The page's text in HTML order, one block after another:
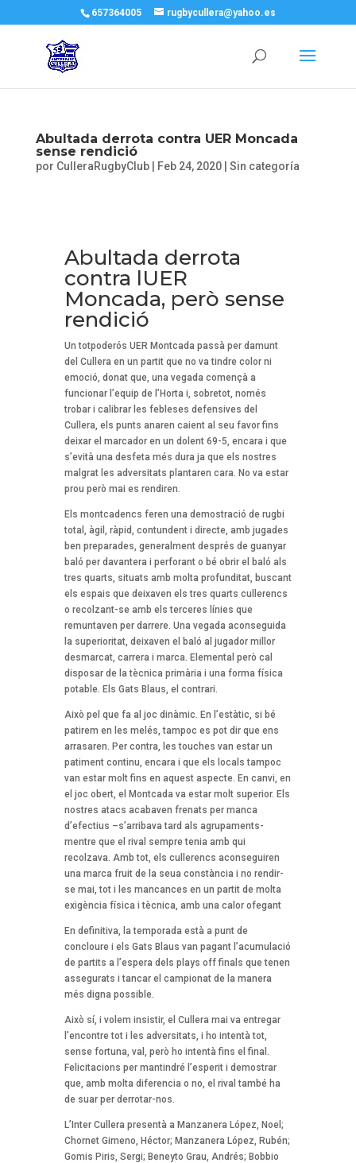
657364005 rugbycullera@yahoo.es
Abultada derrota contra UER Moncada
sense rendició
por CulleraRugbyClub| Feb 24, 2020| Sin categoría
Abultada derrota
contra lUER
Moncada, però sense
rendició
Un totpoderós UER Montcada passà per damunt
del Cullera en un partit que no va tindre color ni
emoció, donat que, una vegada començà a
funcionar l’equip de l’Horta i, sobretot, només
trobar i calibrar les febleses defensives del
Cullera, els punts anaren caient al seu favor fins
deixar el marcador en un dolent 69-5, encara i que
s’evità una desfeta més dura ja que els nostres
malgrat les adversitats plantaren cara. No va estar
prou però mai es rendiren.
Els montcadencs feren una demostració de rugbi
total, àgil, ràpid, contundent i directe, amb jugades
ben preparades, generalment després de guanyar
baló per davantera i perforant o bé obrir el baló als
tres quarts, situats amb molta profunditat, buscant
els espais que deixaven els tres quarts cullerencs
o recolzant-se amb els terceres línies que
remuntaven per darrere. Una vegada aconseguida
la superioritat, deixaven el baló al jugador millor
desmarcat, carrera i marca. Elemental però cal
disposar de la tècnica primària i una forma física
potable. Els Gats Blaus, el contrari.
Això pel que fa al joc dinàmic. En l’estàtic, si bé
patirem en les melés, tampoc es pot dir que ens
arrasaren. Per contra, les touches van estar un
patiment continu, encara i que els locals tampoc
van estar molt fins en aquest aspecte. En canvi, en
el joc obert, el Montcada va estar molt superior. Els
nostres atacs acabaven frenats per manca
d’efectius –s’arribava tard als agrupaments-
mentre que el rival sempre tenia amb qui
recolzava. Amb tot, els cullerencs aconseguiren
una marca fruit de la seua constància i no rendir-
se mai, tot i les mancances en un partit de molta
exigència física i tècnica, amb una calor ofegant
En definitiva, la temporada està a punt de
concloure i els Gats Blaus van pagant l’acumulació
de partits a l’espera dels plays off finals que tenen
assegurats i tancar el campionat de la manera
més digna possible.
Això sí, i volem insistir, el Cullera mai va entregar
l’encontre tot i les adversitats, i ho intentà tot,
sense fortuna, val, però ho intentà fins el final.
Felicitacions per mantindré l’esperit i demostrar
que, amb molta diferencia o no, el rival també ha
de suar per derrotar-nos.
L’Inter Cullera presentà a Manzanera López, Noel;
Chornet Gimeno, Héctor; Manzanera López, Rubén;
Gomis Piris, Sergi; Beneyto Grau, Andrés; Bobbio